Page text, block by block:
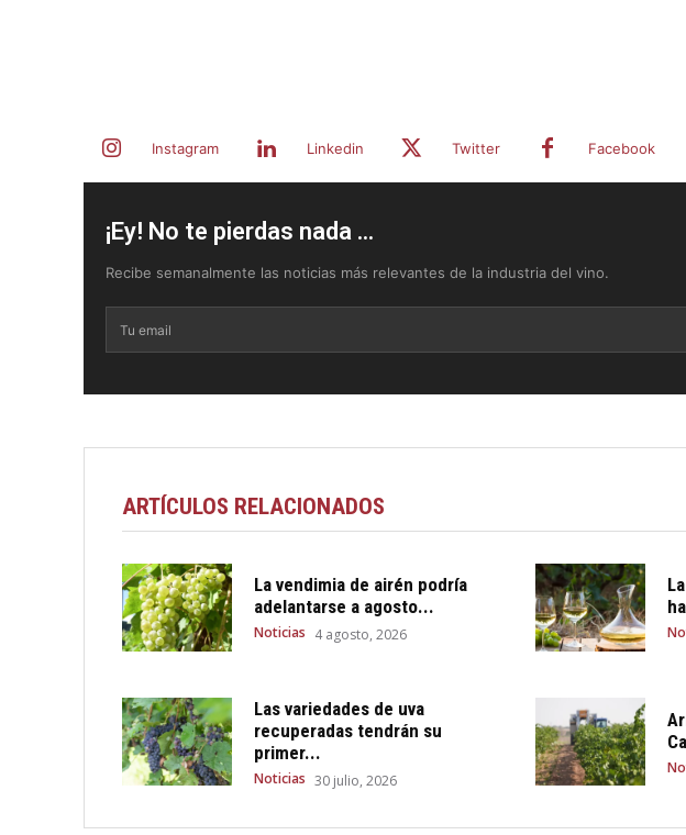
Instagram Linkedin Twitter Facebook
¡Ey! No te pierdas nada ...
Recibe semanalmente las noticias más relevantes de la industria del vino.
ARTÍCULOS RELACIONADOS
La vendimia de airén podría
adelantarse a agosto...
Noticias 4 agosto, 2026
Las variedades de uva
recuperadas tendrán su
primer...
Noticias 30 julio, 2026